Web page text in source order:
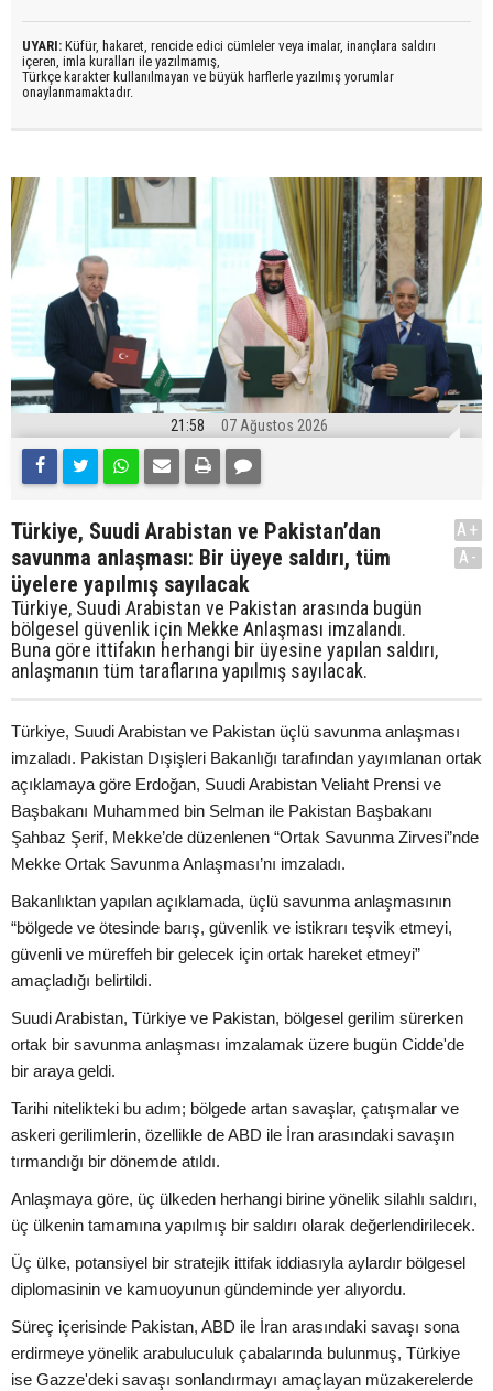
UYARI: Küfür, hakaret, rencide edici cümleler veya imalar, inançlara saldırı
içeren, imla kuralları ile yazılmamış,
Türkçe karakter kullanılmayan ve büyük harflerle yazılmış yorumlar
onaylanmamaktadır.
21:58 07 Ağustos 2026
Türkiye, Suudi Arabistan ve Pakistan’dan
savunma anlaşması: Bir üyeye saldırı, tüm
üyelere yapılmış sayılacak
Türkiye, Suudi Arabistan ve Pakistan arasında bugün
bölgesel güvenlik için Mekke Anlaşması imzalandı.
Buna göre ittifakın herhangi bir üyesine yapılan saldırı,
anlaşmanın tüm taraflarına yapılmış sayılacak.
A+
A-
Türkiye, Suudi Arabistan ve Pakistan üçlü savunma anlaşması
imzaladı. Pakistan Dışişleri Bakanlığı tarafından yayımlanan ortak
açıklamaya göre Erdoğan, Suudi Arabistan Veliaht Prensi ve
Başbakanı Muhammed bin Selman ile Pakistan Başbakanı
Şahbaz Şerif, Mekke’de düzenlenen “Ortak Savunma Zirvesi”nde
Mekke Ortak Savunma Anlaşması’nı imzaladı.
Bakanlıktan yapılan açıklamada, üçlü savunma anlaşmasının
“bölgede ve ötesinde barış, güvenlik ve istikrarı teşvik etmeyi,
güvenli ve müreffeh bir gelecek için ortak hareket etmeyi”
amaçladığı belirtildi.
Suudi Arabistan, Türkiye ve Pakistan, bölgesel gerilim sürerken
ortak bir savunma anlaşması imzalamak üzere bugün Cidde'de
bir araya geldi.
Tarihi nitelikteki bu adım; bölgede artan savaşlar, çatışmalar ve
askeri gerilimlerin, özellikle de ABD ile İran arasındaki savaşın
tırmandığı bir dönemde atıldı.
Anlaşmaya göre, üç ülkeden herhangi birine yönelik silahlı saldırı,
üç ülkenin tamamına yapılmış bir saldırı olarak değerlendirilecek.
Üç ülke, potansiyel bir stratejik ittifak iddiasıyla aylardır bölgesel
diplomasinin ve kamuoyunun gündeminde yer alıyordu.
Süreç içerisinde Pakistan, ABD ile İran arasındaki savaşı sona
erdirmeye yönelik arabuluculuk çabalarında bulunmuş, Türkiye
ise Gazze'deki savaşı sonlandırmayı amaçlayan müzakerelerde